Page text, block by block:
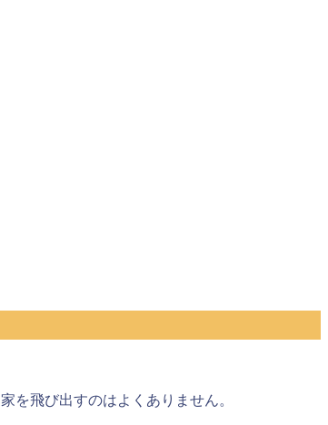
家を飛び出すのはよくありません。